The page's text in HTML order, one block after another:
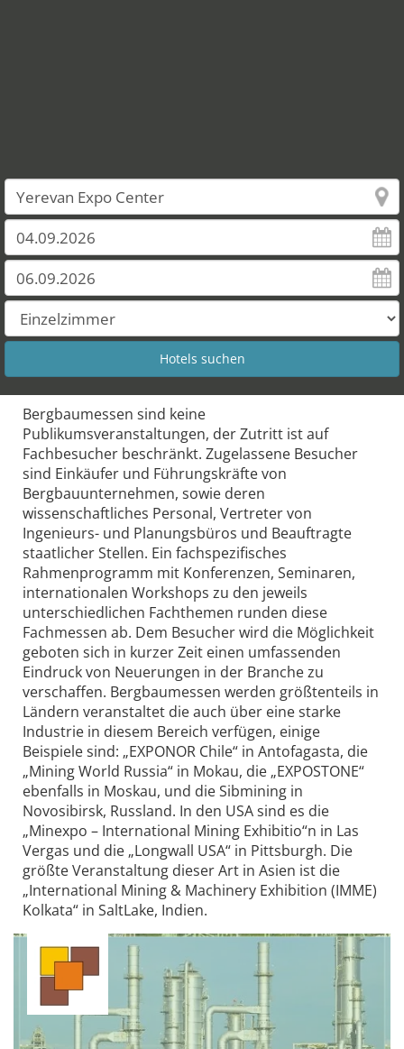
Bergbaumessen sind keine
Publikumsveranstaltungen, der Zutritt ist auf
Fachbesucher beschränkt. Zugelassene Besucher
sind Einkäufer und Führungskräfte von
Bergbauunternehmen, sowie deren
wissenschaftliches Personal, Vertreter von
Ingenieurs- und Planungsbüros und Beauftragte
staatlicher Stellen. Ein fachspezifisches
Rahmenprogramm mit Konferenzen, Seminaren,
internationalen Workshops zu den jeweils
unterschiedlichen Fachthemen runden diese
Fachmessen ab. Dem Besucher wird die Möglichkeit
geboten sich in kurzer Zeit einen umfassenden
Eindruck von Neuerungen in der Branche zu
verschaffen. Bergbaumessen werden größtenteils in
Ländern veranstaltet die auch über eine starke
Industrie in diesem Bereich verfügen, einige
Beispiele sind: „EXPONOR Chile“ in Antofagasta, die
„Mining World Russia“ in Mokau, die „EXPOSTONE“
ebenfalls in Moskau, und die Sibmining in
Novosibirsk, Russland. In den USA sind es die
„Minexpo – International Mining Exhibitio“n in Las
Vergas und die „Longwall USA“ in Pittsburgh. Die
größte Veranstaltung dieser Art in Asien ist die
„International Mining & Machinery Exhibition (IMME)
Kolkata“ in SaltLake, Indien.